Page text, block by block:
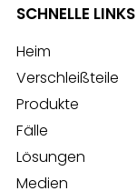
SCHNELLE LINKS
Heim
Verschleißteile
Produkte
Fälle
Lösungen
Medien